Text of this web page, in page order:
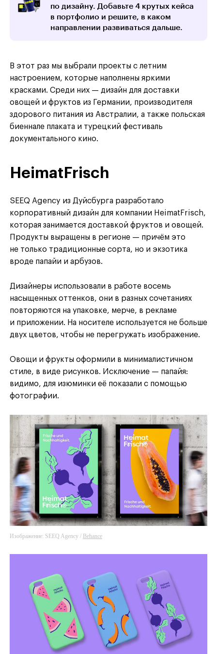
по дизайну. Добавьте 4 крутых кейса
в портфолио и решите, в каком
направлении развиваться дальше.
В этот раз мы выбрали проекты с летним
настроением, которые наполнены яркими
красками. Среди них — дизайн для доставки
овощей и фруктов из Германии, производителя
здорового питания из Австралии, а также польская
биеннале плаката и турецкий фестиваль
документального кино.
HeimatFrisch
SEEQ Agency из Дуйсбурга разработало
корпоративный дизайн для компании HeimatFrisch,
которая занимается доставкой фруктов и овощей.
Продукты выращены в регионе — причём это
не только традиционные сорта, но и экзотика
вроде папайи и арбузов.
Дизайнеры использовали в работе восемь
насыщенных оттенков, они в разных сочетаниях
повторяются на упаковке, мерче, в рекламе
и приложении. На носителе используется не больше
двух цветов, чтобы не перегружать изображение.
Овощи и фрукты оформили в минималистичном
стиле, в виде рисунков. Исключение — папайя:
видимо, для изюминки её показали с помощью
фотографии.
Изображение: SEEQ Agency / Behance